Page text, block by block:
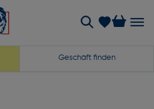
Geschäft finden